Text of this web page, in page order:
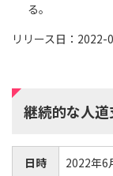
る。
リリース日：2022-
継続的な人
日時 2022年6